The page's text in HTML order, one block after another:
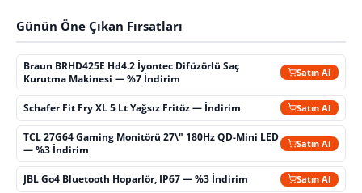
Günün Öne Çıkan Fırsatları
Braun BRHD425E Hd4.2 İyontec Difüzörlü Saç
Kurutma Makinesi — %7 İndirim
Satın Al
Schafer Fit Fry XL 5 Lt Yağsız Fritöz — İndirim Satın Al
TCL 27G64 Gaming Monitörü 27\" 180Hz QD-Mini LED
— %3 İndirim
Satın Al
JBL Go4 Bluetooth Hoparlör, IP67 — %3 İndirim Satın Al